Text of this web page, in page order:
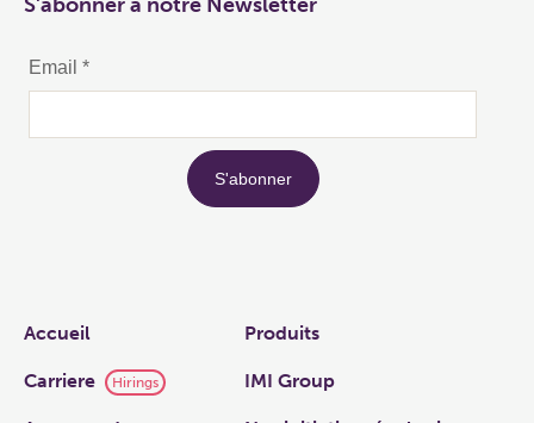
Links
Accueil Produits
Carriere Hirings IMI Group